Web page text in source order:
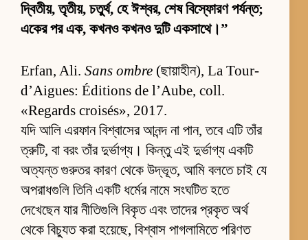
দ্বিতীয়, তৃতীয়, চতুর্থ, হে ঈশ্বর, শেষ বিস্ফোরণ পর্যন্ত;
একের পর এক, কখনও কখনও দুটি একসাথে।”
Erfan, Ali. Sans ombre (ছায়াহীন), La Tour-
d’Aigues: Éditions de l’Aube, coll.
«Regards croisés», 2017.
যদি আলি এরফান বিশ্বাসের আনন্দ না পান, তবে এটি তাঁর
ত্রুটি, বা বরং তাঁর দুর্ভাগ্য। কিন্তু এই দুর্ভাগ্য একটি
অত্যন্ত গুরুতর কারণ থেকে উদ্ভূত, আমি বলতে চাই যে
অপরাধগুলি তিনি একটি ধর্মের নামে সংঘটিত হতে
দেখেছেন যার নীতিগুলি বিকৃত এবং তাদের প্রকৃত অর্থ
থেকে বিচ্যুত করা হয়েছে, বিশ্বাস পাগলামিতে পরিণত